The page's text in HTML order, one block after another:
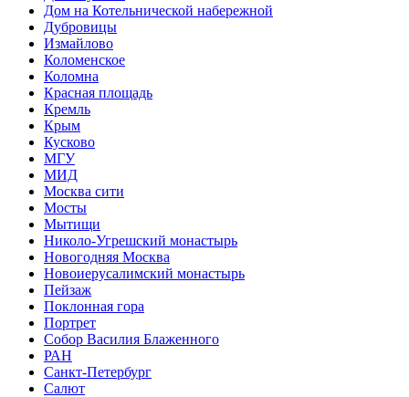
Дом на Котельнической набережной
Дубровицы
Измайлово
Коломенское
Коломна
Красная площадь
Кремль
Крым
Кусково
МГУ
МИД
Москва сити
Мосты
Мытищи
Николо-Угрешский монастырь
Новогодняя Москва
Новоиерусалимский монастырь
Пейзаж
Поклонная гора
Портрет
Собор Василия Блаженного
РАН
Санкт-Петербург
Салют